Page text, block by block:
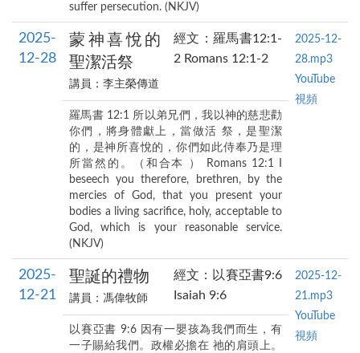
suffer persecution. (NKJV)
2025-
12-28
蒙神喜悅的
聖潔活祭
講員：李主榮傳道
經文：羅馬書12:1-
2 Romans 12:1-2
2025-12-
28.mp3
YouTube
視頻
羅馬書 12:1 所以弟兄們，我以神的慈悲勸
你們，將身體獻上，當做活 祭，是聖潔
的，是神所喜悅的，你們如此侍奉乃是理
所當然的。（和合本 ） Romans 12:1 I
beseech you therefore, brethren, by the
mercies of God, that you present your
bodies a living sacrifice, holy, acceptable to
God, which is your reasonable service.
(NKJV)
2025-
12-21
聖誕的禮物
講員：馮偉牧師
經文：以賽亞書9:6
Isaiah 9:6
2025-12-
21.mp3
YouTube
視頻
以賽亞書 9:6 因有一嬰孩為我們而生，有
一子賜給我們。政權必擔在 祂的肩頭上。